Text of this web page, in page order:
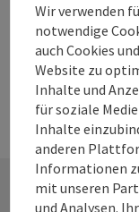
Wir verwenden
notwendige
auch Cookies
Website zu
Inhalte und
für soziale
Inhalte
anderen
Informationen
mit unseren
und Analysen.